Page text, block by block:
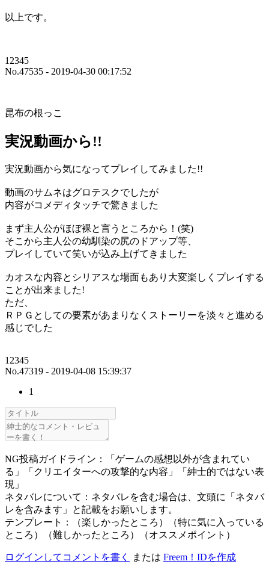
以上です。
12345
No.47535 - 2019-04-30 00:17:52
昆布の根っこ
実況動画から!!
実況動画から気になってプレイしてみました!!
動画のサムネはグロテスクでしたが
内容がコメディタッチで驚きました
まず主人公がほぼ裸と言うところから！(笑)
そこから主人公の幼馴染の尻のドアップ等、
プレイしていて笑いが込み上げてきました
カオスな内容とシリアスな場面もあり大変楽しくプレイする
ことが出来ました!
ただ、
ＲＰＧとしての要素があまりなくストーリーを淡々と進める
感じでした
12345
No.47319 - 2019-04-08 15:39:37
1
NG投稿ガイドライン：「ゲームの感想以外が含まれてい
る」「クリエイターへの攻撃的な内容」「紳士的ではない表
現」
ネタバレについて：ネタバレを含む場合は、文頭に「ネタバ
レを含みます」と記載をお願いします。
テンプレート：（楽しかったところ）（特に気に入っている
ところ）（難しかったところ）（オススメポイント）
ログインしてコメントを書く または Freem！IDを作成